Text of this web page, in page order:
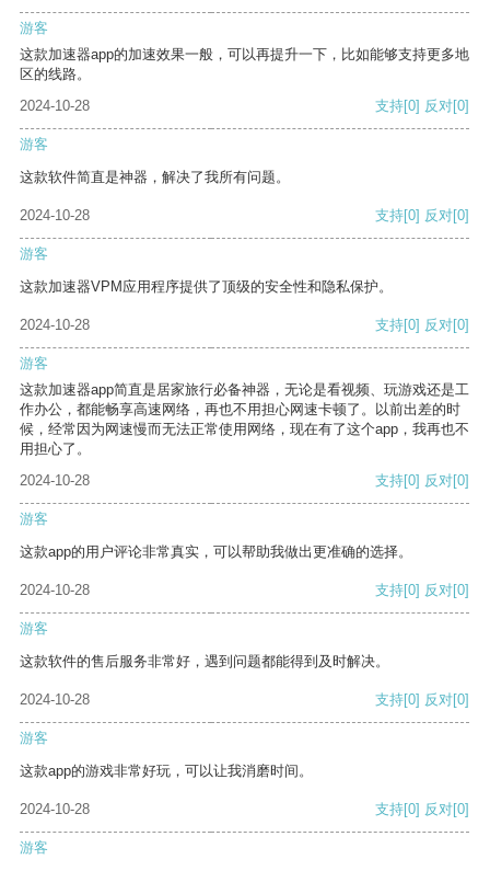
游客
这款加速器app的加速效果一般，可以再提升一下，比如能够支持更多地
区的线路。
2024-10-28
支持[0] 反对[0]
游客
这款软件简直是神器，解决了我所有问题。
2024-10-28 支持[0] 反对[0]
游客
这款加速器VPM应用程序提供了顶级的安全性和隐私保护。
2024-10-28 支持[0] 反对[0]
游客
这款加速器app简直是居家旅行必备神器，无论是看视频、玩游戏还是工
作办公，都能畅享高速网络，再也不用担心网速卡顿了。以前出差的时
候，经常因为网速慢而无法正常使用网络，现在有了这个app，我再也不
用担心了。
2024-10-28
支持[0] 反对[0]
游客
这款app的用户评论非常真实，可以帮助我做出更准确的选择。
2024-10-28 支持[0] 反对[0]
游客
这款软件的售后服务非常好，遇到问题都能得到及时解决。
2024-10-28 支持[0] 反对[0]
游客
这款app的游戏非常好玩，可以让我消磨时间。
2024-10-28 支持[0] 反对[0]
游客